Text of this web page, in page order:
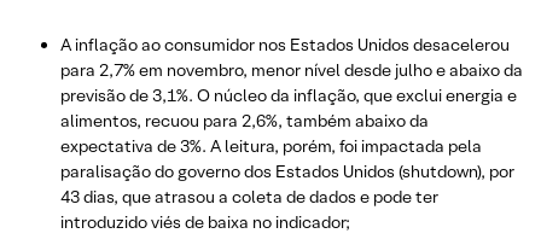
A inflação ao consumidor nos Estados Unidos desacelerou
para 2,7% em novembro, menor nível desde julho e abaixo da
previsão de 3,1%. O núcleo da inflação, que exclui energia e
alimentos, recuou para 2,6%, também abaixo da
expectativa de 3%. A leitura, porém, foi impactada pela
paralisação do governo dos Estados Unidos (shutdown), por
43 dias, que atrasou a coleta de dados e pode ter
introduzido viés de baixa no indicador;